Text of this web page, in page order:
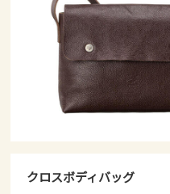
クロスボディバッグ